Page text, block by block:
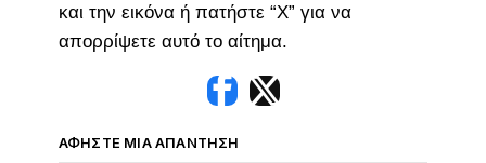
και την εικόνα ή πατήστε “X” για να
απορρίψετε αυτό το αίτημα.
ΑΦΉΣΤΕ ΜΙΑ ΑΠΆΝΤΗΣΗ